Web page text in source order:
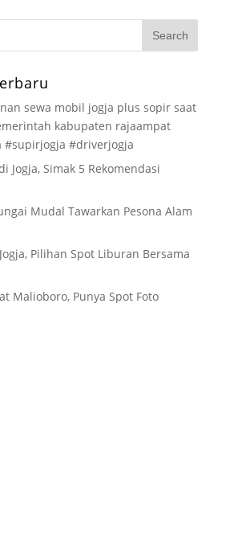
sewa mobil jogja plus sopir saat
kabupaten rajaampat
#supirjogja #driverjogja
Jogja, Simak 5 Rekomendasi
Mudal Tawarkan Pesona Alam
Pilihan Spot Liburan Bersama
Malioboro, Punya Spot Foto